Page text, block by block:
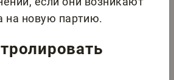
на новую партию.